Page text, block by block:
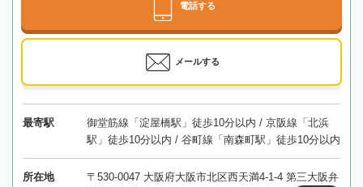
電話する
メールする
最寄駅
御堂筋線「淀屋橋駅」徒歩10分以内 / 京阪線「北浜
駅」徒歩10分以内 / 谷町線「南森町駅」徒歩10分以内
所在地
〒530-0047 大阪府大阪市北区西天満4-1-4 第三大阪弁